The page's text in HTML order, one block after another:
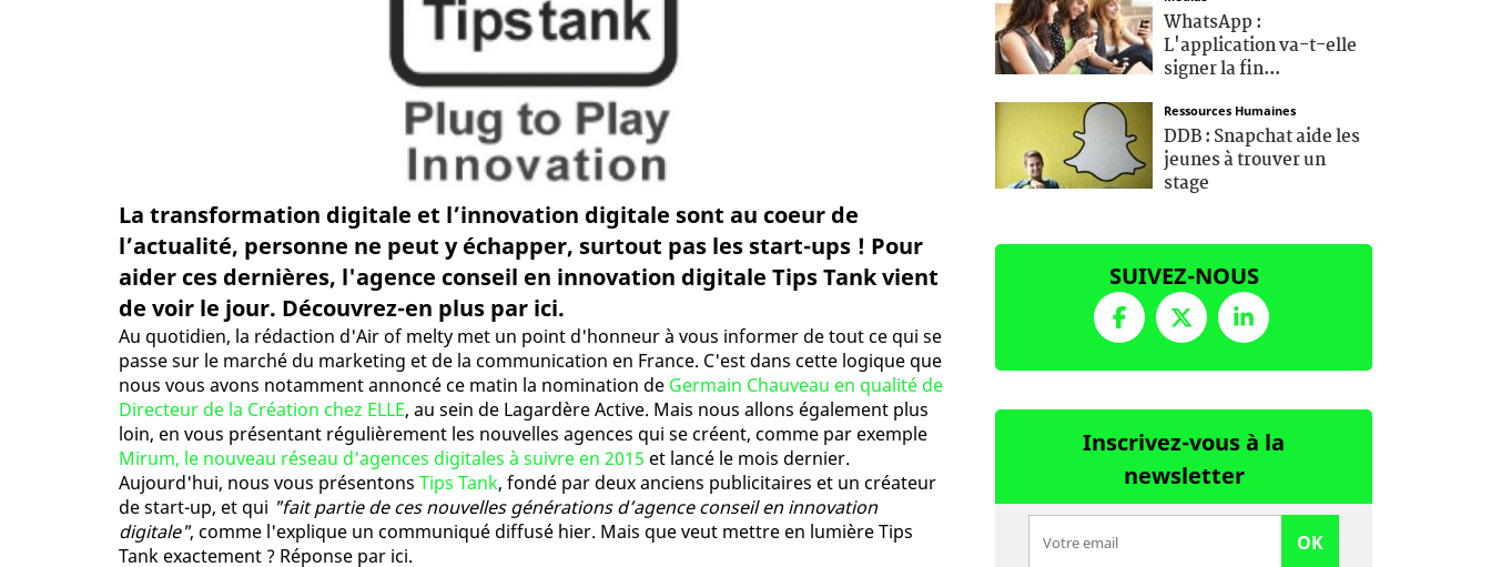
La transformation digitale et l’innovation digitale sont au coeur de
l’actualité, personne ne peut y échapper, surtout pas les start-ups ! Pour
aider ces dernières, l'agence conseil en innovation digitale Tips Tank vient
de voir le jour. Découvrez-en plus par ici.
Au quotidien, la rédaction d'Air of melty met un point d'honneur à vous informer de tout ce qui se
passe sur le marché du marketing et de la communication en France. C'est dans cette logique que
nous vous avons notamment annoncé ce matin la nomination de Germain Chauveau en qualité de
Directeur de la Création chez ELLE, au sein de Lagardère Active. Mais nous allons également plus
loin, en vous présentant régulièrement les nouvelles agences qui se créent, comme par exemple
Mirum, le nouveau réseau d'agences digitales à suivre en 2015 et lancé le mois dernier.
Aujourd'hui, nous vous présentons Tips Tank, fondé par deux anciens publicitaires et un créateur
de start-up, et qui "fait partie de ces nouvelles générations d’agence conseil en innovation
digitale", comme l'explique un communiqué diffusé hier. Mais que veut mettre en lumière Tips
Tank exactement ? Réponse par ici.
WhatsApp :
L'application va-t-elle
signer la fin...
Ressources Humaines
DDB : Snapchat aide les
jeunes à trouver un
stage
SUIVEZ-NOUS
Inscrivez-vous à la
newsletter
OK